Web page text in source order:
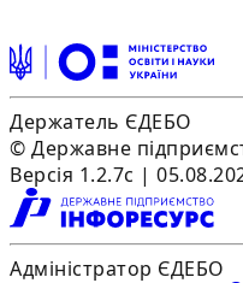
Держатель ЄДЕБО
© Державне
Версія 1.2.7c |
Адміністратор ЄДЕБО